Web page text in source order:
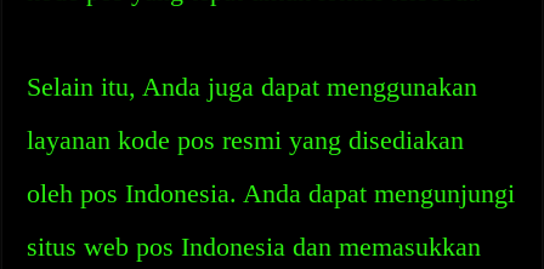
Selain itu, Anda juga dapat menggunakan
layanan kode pos resmi yang disediakan
oleh pos Indonesia. Anda dapat mengunjungi
situs web pos Indonesia dan memasukkan